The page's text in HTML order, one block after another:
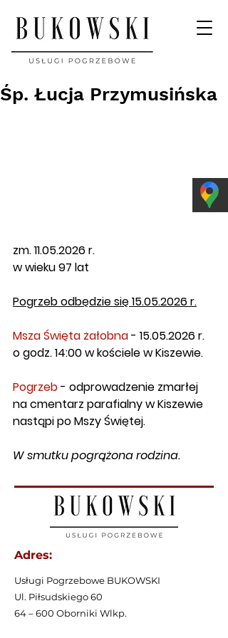
Śp. Łucja Przymusińska
zm. 11.05.2026 r.
w wieku 97 lat
Pogrzeb odbędzie się 15.05.2026 r.
Msza Święta żałobna - 15.05.2026 r.
o godz. 14:00 w kościele w Kiszewie.
Pogrzeb - odprowadzenie zmarłej
na cmentarz parafialny w Kiszewie
nastąpi po Mszy Świętej.
W smutku pogrążona rodzina.
Adres:
Usługi Pogrzebowe BUKOWSKI
Ul. Piłsudskiego 60
64 – 600 Oborniki Wlkp.